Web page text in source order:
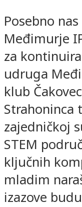
Posebno
Međimurje
za
udruga
klub
Strahoninca
zajedničkoj
STEM
ključnih
mladim
izazove